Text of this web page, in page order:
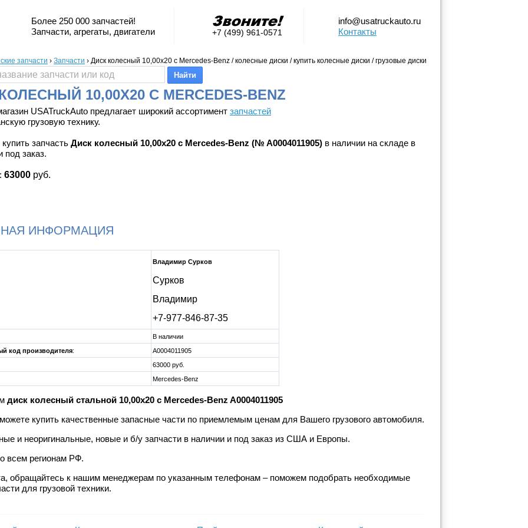
Более 250 000 запчастей!
Запчасти, агрегаты, двигатели
+7 (499) 961-0571
info@usatruckauto.ru
Контакты
запчасти › Запчасти › Диск колесный 10,00x20 с Mercedes-Benz / колесные диски / купить колесные диски / грузовые диски
10,00X20 С MERCEDES-BENZ
USATruckAuto предлагает широкий ассортимент запчастей
грузовую технику.
запчасть Диск колесный 10,00x20 с Mercedes-Benz (№ A0004011905) в наличии на складе в
под заказ.
63000 руб.
ИНФОРМАЦИЯ
Владимир Сурков
Сурков
Владимир
+7-977-846-87-35
В наличии
код производителя:
A0004011905
63000 руб.
Mercedes-Benz
диск колесный стальной 10,00x20 с Mercedes-Benz A0004011905
купить качественные запасные части по приемлемым ценам для Вашего грузового автомобиля.
и неоригинальные, новые и б/у запчасти в наличии и под заказ из США и Европы.
всем регионам РФ.
обращайтесь к нашим менеджерам по указанным телефонам – поможем подобрать необходимые
для грузовой техники.